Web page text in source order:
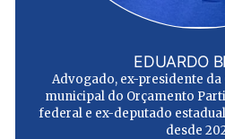
EDUARDO
Advogado, ex-presidente da
municipal do Orçamento
federal e ex-deputado
desde